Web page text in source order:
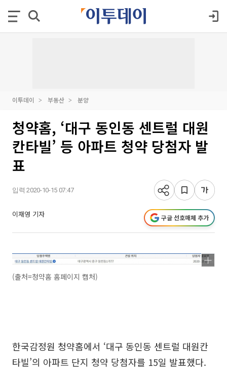
이투데이 부동산 분양
청약홈, ‘대구 동인동 센트럴 대원
칸타빌’ 등 아파트 청약 당첨자 발
표
입력 2020-10-15 07:47
이재영 기자 구글 선호매체 추가
(출처=청약홈 홈페이지 캡처)
한국감정원 청약홈에서 ‘대구 동인동 센트럴 대원칸
타빌’의 아파트 단지 청약 당첨자를 15일 발표했다.